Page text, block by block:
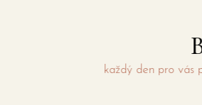
každý den pro vás